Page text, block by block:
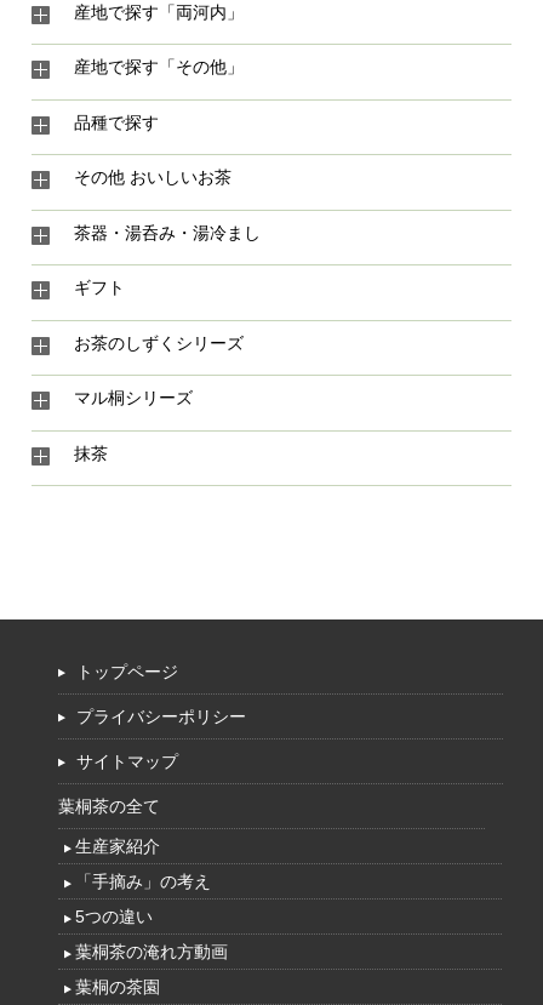
産地で探す「両河内」
産地で探す「その他」
品種で探す
その他 おいしいお茶
茶器・湯呑み・湯冷まし
ギフト
お茶のしずくシリーズ
マル桐シリーズ
抹茶
トップページ
プライバシーポリシー
サイトマップ
葉桐茶の全て
生産家紹介
「手摘み」の考え
5つの違い
葉桐茶の淹れ方動画
葉桐の茶園